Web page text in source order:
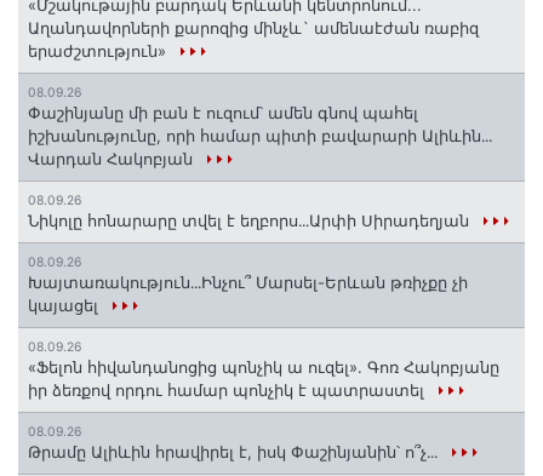
«Մշակութային բարդակ Երևանի կենտրոնում...
Աղանդավորների քարոզից մինչև` ամենաէժան ռաբիզ
երաժշտություն»
08.09.26
Փաշինյանը մի բան է ուզում՝ ամեն գնով պահել
իշխանությունը, որի համար պիտի բավարարի Ալիևին․․․
Վարդան Հակոբյան
08.09.26
Նիկոլը հոնարարը տվել է եղբորս․․․Արփի Սիրադեղյան
08.09.26
Խայտառակություն․․․Ինչու՞ Մարսել-Երևան թռիչքը չի
կայացել
08.09.26
«Ֆելոն հիվանդանոցից պոնչիկ ա ուզել». Գոռ Հակոբյանը
իր ձեռքով որդու համար պոնչիկ է պատրաստել
08.09.26
Թրամը Ալիևին հրավիրել է, իսկ Փաշինյանին՝ ո՞չ․․․